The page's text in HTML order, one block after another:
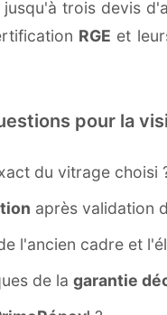
trois devis
RGE et
pour la
du vitrage choisi
après validation
l'ancien cadre et
de la garantie